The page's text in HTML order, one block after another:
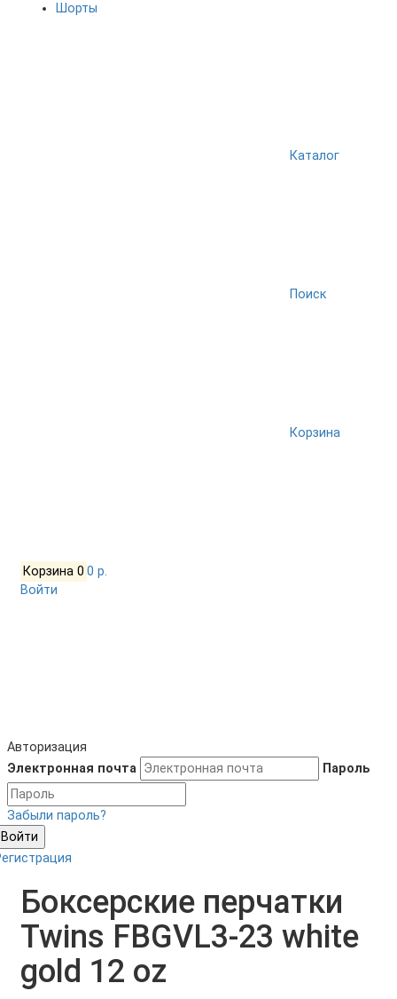
Шорты
Каталог
Поиск
Корзина
Корзина 0 0 р.
Войти
Авторизация
Электронная почта
Пароль
Забыли пароль?
Войти
Боксерские перчатки
Twins FBGVL3-23 white
gold 12 oz